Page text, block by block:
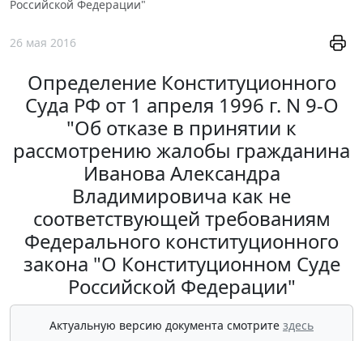
Российской Федерации"
26 мая 2016
Определение Конституционного
Суда РФ от 1 апреля 1996 г. N 9-О
"Об отказе в принятии к
рассмотрению жалобы гражданина
Иванова Александра
Владимировича как не
соответствующей требованиям
Федерального конституционного
закона "О Конституционном Суде
Российской Федерации"
Актуальную версию документа смотрите здесь